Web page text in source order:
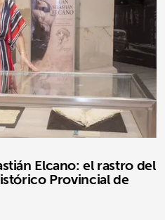
Elcano: el rastro del
Provincial de